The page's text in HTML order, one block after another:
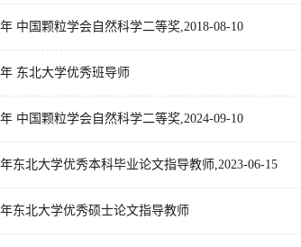
中国颗粒学会自然科学二等奖,2018-08-10
东北大学优秀班导师
中国颗粒学会自然科学二等奖,2024-09-10
东北大学优秀本科毕业论文指导教师,2023-06-15
东北大学优秀硕士论文指导教师